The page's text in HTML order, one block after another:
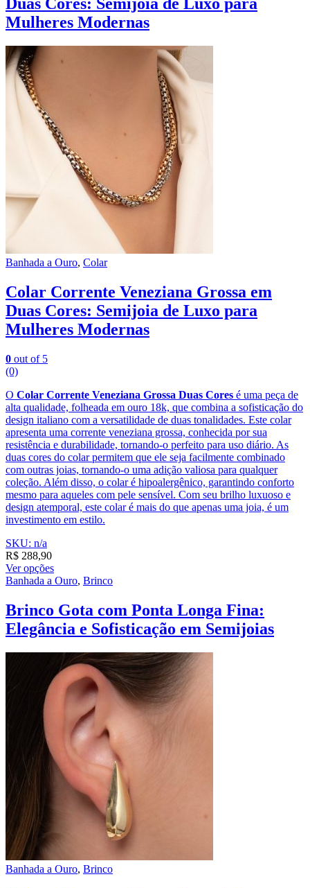
Mulheres Modernas
Banhada a Ouro, Colar
Colar Corrente Veneziana Grossa em
Duas Cores: Semijoia de Luxo para
Mulheres Modernas
0 out of 5
(0)
O Colar Corrente Veneziana Grossa Duas Cores é uma peça de
alta qualidade, folheada em ouro 18k, que combina a sofisticação do
design italiano com a versatilidade de duas tonalidades. Este colar
apresenta uma corrente veneziana grossa, conhecida por sua
resistência e durabilidade, tornando-o perfeito para uso diário. As
duas cores do colar permitem que ele seja facilmente combinado
com outras joias, tornando-o uma adição valiosa para qualquer
coleção. Além disso, o colar é hipoalergênico, garantindo conforto
mesmo para aqueles com pele sensível. Com seu brilho luxuoso e
design atemporal, este colar é mais do que apenas uma joia, é um
investimento em estilo.
SKU: n/a
R$ 288,90
Ver opções
Banhada a Ouro, Brinco
Brinco Gota com Ponta Longa Fina:
Elegância e Sofisticação em Semijoias
Banhada a Ouro, Brinco